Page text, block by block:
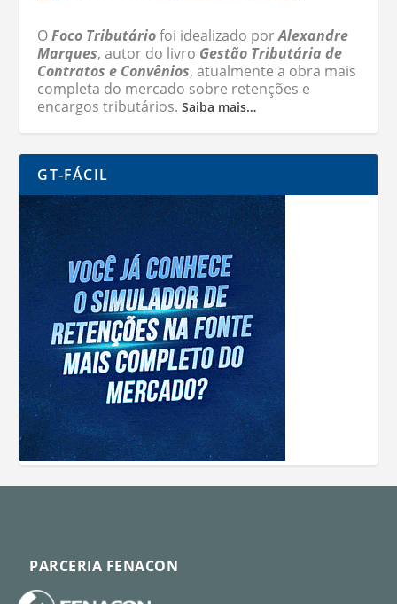
OFoco Tributáriofoi idealizado porAlexandre
Marques, autor do livro Gestão Tributária de
Contratos e Convênios, atualmente a obra mais
completa do mercado sobre retenções e
encargos tributários.Saiba mais…
GT-FÁCIL
PARCERIA FENACON